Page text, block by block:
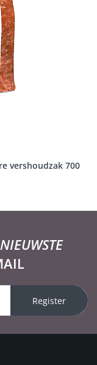
vershoudzak 700
NIEUWSTE
Register